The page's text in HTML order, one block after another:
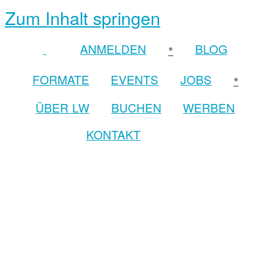
Zum Inhalt springen
ANMELDEN •
BLOG
FORMATE
EVENTS JOBS •
ÜBER LW BUCHEN
WERBEN
KONTAKT